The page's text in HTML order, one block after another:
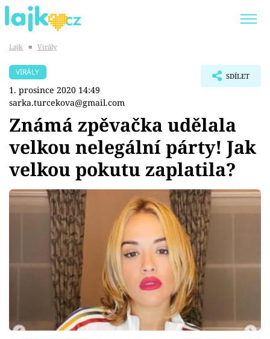
SHOPAHOLICADEL
Témata
Showbyznys
Youtubeři
Virály
Sex a vztahy
Sledujte prima+
Lajk ■ Virály
VIRÁLY
1. prosince 2020 14:49
sarka.turcekova@gmail.com
SDÍLET
Známá zpěvačka udělala
velkou nelegální párty! Jak
velkou pokutu zaplatila?